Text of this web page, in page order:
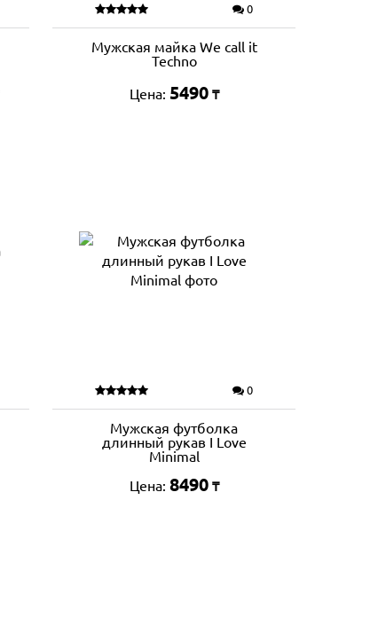
0
Мужская майка We call it
Techno
Цена: 5490 ₸
0
Мужская футболка
длинный рукав I Love
Minimal
Цена: 8490 ₸